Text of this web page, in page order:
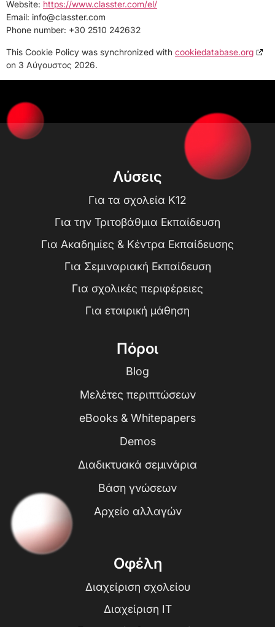
Website: https://www.classter.com/el/
Email: info@classter.com
Phone number: +30 2510 242632
This Cookie Policy was synchronized with cookiedatabase.org
on 3 Αύγουστος 2026.
Λύσεις
Για τα σχολεία K12
Για την Τριτοβάθμια Εκπαίδευση
Για Ακαδημίες & Κέντρα Εκπαίδευσης
Για Σεμιναριακή Εκπαίδευση
Για σχολικές περιφέρειες
Για εταιρική μάθηση
Πόροι
Blog
Μελέτες περιπτώσεων
eBooks & Whitepapers
Demos
Διαδικτυακά σεμινάρια
Βάση γνώσεων
Αρχείο αλλαγών
Οφέλη
Διαχείριση σχολείου
Διαχείριση IT